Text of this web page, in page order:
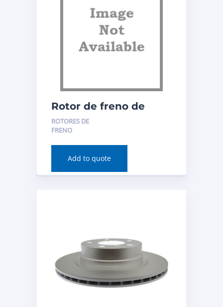
Rotor de freno de
disco (trasero) para
Acura RDX 2020
ROTORES DE
FRENO
Add to quote